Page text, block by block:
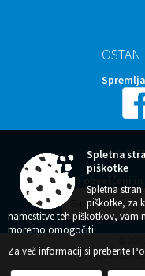
Želite ostati obveščeni
Zasnova,
Spletna
piškotke
Spletna
piškotke, za
namestitve teh piškotkov, vam
moremo omogočiti.
Za več informacij si preberite